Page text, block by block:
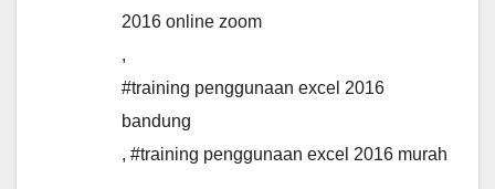
2016 online zoom
,
#training penggunaan excel 2016
bandung
, #training penggunaan excel 2016 murah